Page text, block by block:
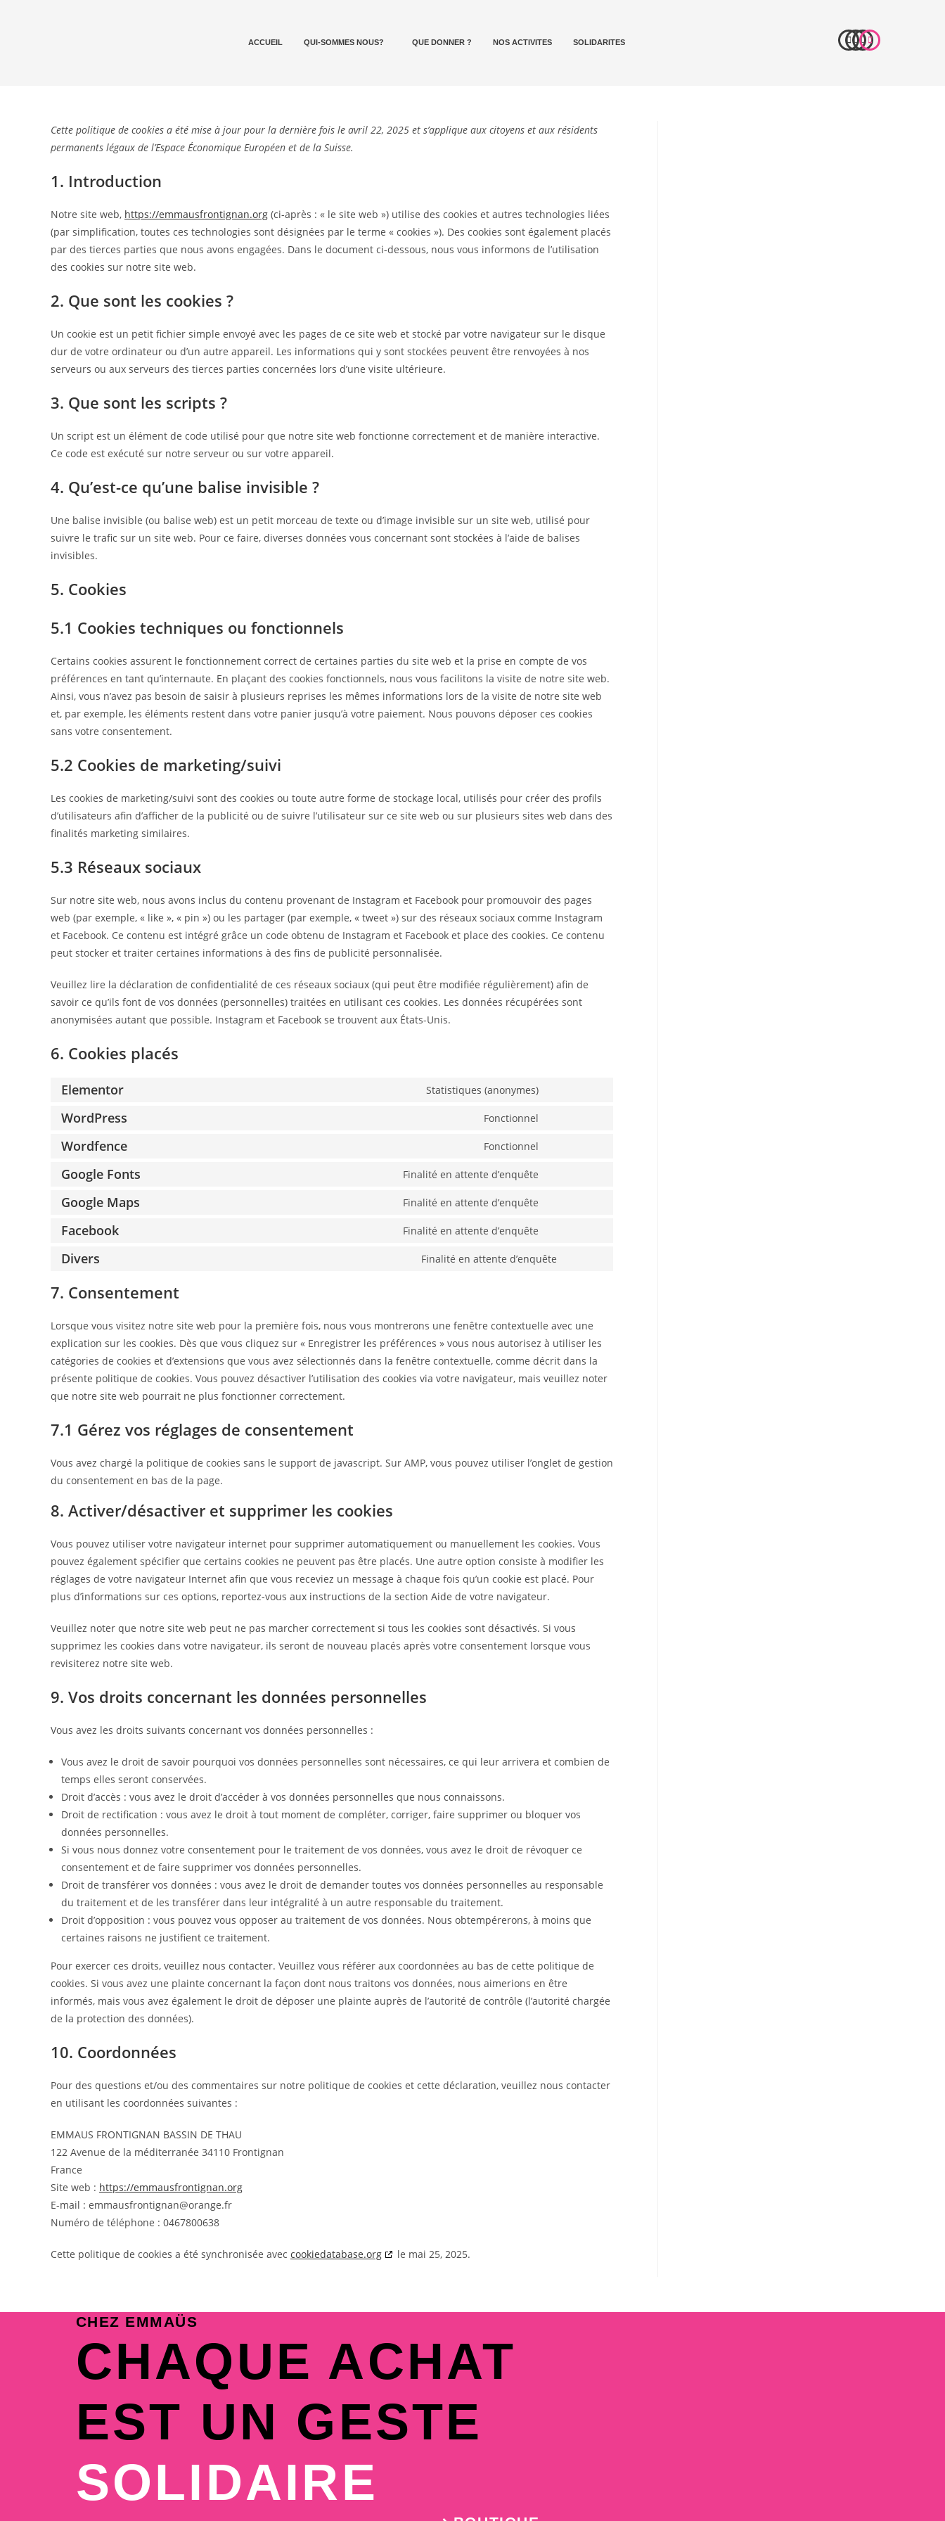
ACCUEIL QUI-SOMMES NOUS? QUE DONNER ? NOS ACTIVITES SOLIDARITES
Cette politique de cookies a été mise à jour pour la dernière fois le avril 22, 2025 et s’applique aux citoyens et aux résidents
permanents légaux de l’Espace Économique Européen et de la Suisse.
1. Introduction
Notre site web, https://emmausfrontignan.org (ci-après : « le site web ») utilise des cookies et autres technologies liées
(par simplification, toutes ces technologies sont désignées par le terme « cookies »). Des cookies sont également placés
par des tierces parties que nous avons engagées. Dans le document ci-dessous, nous vous informons de l’utilisation
des cookies sur notre site web.
2. Que sont les cookies ?
Un cookie est un petit fichier simple envoyé avec les pages de ce site web et stocké par votre navigateur sur le disque
dur de votre ordinateur ou d’un autre appareil. Les informations qui y sont stockées peuvent être renvoyées à nos
serveurs ou aux serveurs des tierces parties concernées lors d’une visite ultérieure.
3. Que sont les scripts ?
Un script est un élément de code utilisé pour que notre site web fonctionne correctement et de manière interactive.
Ce code est exécuté sur notre serveur ou sur votre appareil.
4. Qu’est-ce qu’une balise invisible ?
Une balise invisible (ou balise web) est un petit morceau de texte ou d’image invisible sur un site web, utilisé pour
suivre le trafic sur un site web. Pour ce faire, diverses données vous concernant sont stockées à l’aide de balises
invisibles.
5. Cookies
5.1 Cookies techniques ou fonctionnels
Certains cookies assurent le fonctionnement correct de certaines parties du site web et la prise en compte de vos
préférences en tant qu’internaute. En plaçant des cookies fonctionnels, nous vous facilitons la visite de notre site web.
Ainsi, vous n’avez pas besoin de saisir à plusieurs reprises les mêmes informations lors de la visite de notre site web
et, par exemple, les éléments restent dans votre panier jusqu’à votre paiement. Nous pouvons déposer ces cookies
sans votre consentement.
5.2 Cookies de marketing/suivi
Les cookies de marketing/suivi sont des cookies ou toute autre forme de stockage local, utilisés pour créer des profils
d’utilisateurs afin d’afficher de la publicité ou de suivre l’utilisateur sur ce site web ou sur plusieurs sites web dans des
finalités marketing similaires.
5.3 Réseaux sociaux
Sur notre site web, nous avons inclus du contenu provenant de Instagram et Facebook pour promouvoir des pages
web (par exemple, « like », « pin ») ou les partager (par exemple, « tweet ») sur des réseaux sociaux comme Instagram
et Facebook. Ce contenu est intégré grâce un code obtenu de Instagram et Facebook et place des cookies. Ce contenu
peut stocker et traiter certaines informations à des fins de publicité personnalisée.
Veuillez lire la déclaration de confidentialité de ces réseaux sociaux (qui peut être modifiée régulièrement) afin de
savoir ce qu’ils font de vos données (personnelles) traitées en utilisant ces cookies. Les données récupérées sont
anonymisées autant que possible. Instagram et Facebook se trouvent aux États-Unis.
6. Cookies placés
Elementor Statistiques (anonymes)
WordPress Fonctionnel
Wordfence Fonctionnel
Google Fonts Finalité en attente d’enquête
Google Maps Finalité en attente d’enquête
Facebook Finalité en attente d’enquête
Divers Finalité en attente d’enquête
7. Consentement
Lorsque vous visitez notre site web pour la première fois, nous vous montrerons une fenêtre contextuelle avec une
explication sur les cookies. Dès que vous cliquez sur « Enregistrer les préférences » vous nous autorisez à utiliser les
catégories de cookies et d’extensions que vous avez sélectionnés dans la fenêtre contextuelle, comme décrit dans la
présente politique de cookies. Vous pouvez désactiver l’utilisation des cookies via votre navigateur, mais veuillez noter
que notre site web pourrait ne plus fonctionner correctement.
7.1 Gérez vos réglages de consentement
Vous avez chargé la politique de cookies sans le support de javascript. Sur AMP, vous pouvez utiliser l’onglet de gestion
du consentement en bas de la page.
8. Activer/désactiver et supprimer les cookies
Vous pouvez utiliser votre navigateur internet pour supprimer automatiquement ou manuellement les cookies. Vous
pouvez également spécifier que certains cookies ne peuvent pas être placés. Une autre option consiste à modifier les
réglages de votre navigateur Internet afin que vous receviez un message à chaque fois qu’un cookie est placé. Pour
plus d’informations sur ces options, reportez-vous aux instructions de la section Aide de votre navigateur.
Veuillez noter que notre site web peut ne pas marcher correctement si tous les cookies sont désactivés. Si vous
supprimez les cookies dans votre navigateur, ils seront de nouveau placés après votre consentement lorsque vous
revisiterez notre site web.
9. Vos droits concernant les données personnelles
Vous avez les droits suivants concernant vos données personnelles :
Vous avez le droit de savoir pourquoi vos données personnelles sont nécessaires, ce qui leur arrivera et combien de
temps elles seront conservées.
Droit d’accès : vous avez le droit d’accéder à vos données personnelles que nous connaissons.
Droit de rectification : vous avez le droit à tout moment de compléter, corriger, faire supprimer ou bloquer vos
données personnelles.
Si vous nous donnez votre consentement pour le traitement de vos données, vous avez le droit de révoquer ce
consentement et de faire supprimer vos données personnelles.
Droit de transférer vos données : vous avez le droit de demander toutes vos données personnelles au responsable
du traitement et de les transférer dans leur intégralité à un autre responsable du traitement.
Droit d’opposition : vous pouvez vous opposer au traitement de vos données. Nous obtempérerons, à moins que
certaines raisons ne justifient ce traitement.
Pour exercer ces droits, veuillez nous contacter. Veuillez vous référer aux coordonnées au bas de cette politique de
cookies. Si vous avez une plainte concernant la façon dont nous traitons vos données, nous aimerions en être
informés, mais vous avez également le droit de déposer une plainte auprès de l’autorité de contrôle (l’autorité chargée
de la protection des données).
10. Coordonnées
Pour des questions et/ou des commentaires sur notre politique de cookies et cette déclaration, veuillez nous contacter
en utilisant les coordonnées suivantes :
EMMAUS FRONTIGNAN BASSIN DE THAU
122 Avenue de la méditerranée 34110 Frontignan
France
Site web : https://emmausfrontignan.org
E-mail : emmausfrontignan@orange.fr
Numéro de téléphone : 0467800638
Cette politique de cookies a été synchronisée avec cookiedatabase.org le mai 25, 2025.
CHEZ EMMAÜS
CHAQUE ACHAT
EST UN GESTE
SOLIDAIRE